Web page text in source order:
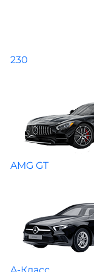
230
AMG GT